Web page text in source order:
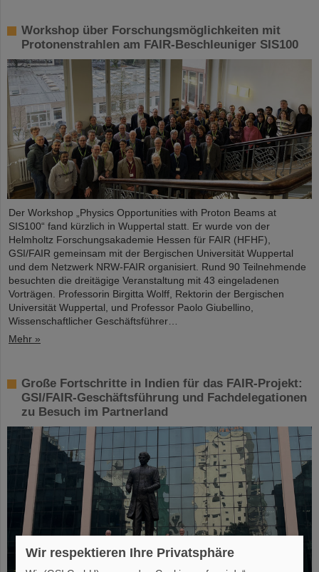
Workshop über Forschungsmöglichkeiten mit
Protonenstrahlen am FAIR-Beschleuniger SIS100
Der Workshop „Physics Opportunities with Proton Beams at
SIS100“ fand kürzlich in Wuppertal statt. Er wurde von der
Helmholtz Forschungsakademie Hessen für FAIR (HFHF),
GSI/FAIR gemeinsam mit der Bergischen Universität Wuppertal
und dem Netzwerk NRW-FAIR organisiert. Rund 90 Teilnehmende
besuchten die dreitägige Veranstaltung mit 43 eingeladenen
Vorträgen. Professorin Birgitta Wolff, Rektorin der Bergischen
Universität Wuppertal, und Professor Paolo Giubellino,
Wissenschaftlicher Geschäftsführer…
Mehr »
Große Fortschritte in Indien für das FAIR-Projekt:
GSI/FAIR-Geschäftsführung und Fachdelegationen
zu Besuch im Partnerland
Wir respektieren Ihre Privatsphäre